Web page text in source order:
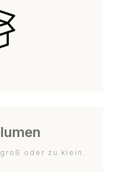
oder zu klein.